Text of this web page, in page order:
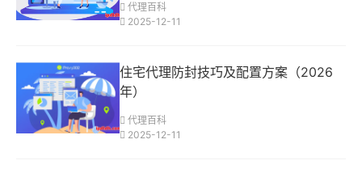
代理百科
2025-12-11
住宅代理防封技巧及配置方案（2026
年）
代理百科
2025-12-11